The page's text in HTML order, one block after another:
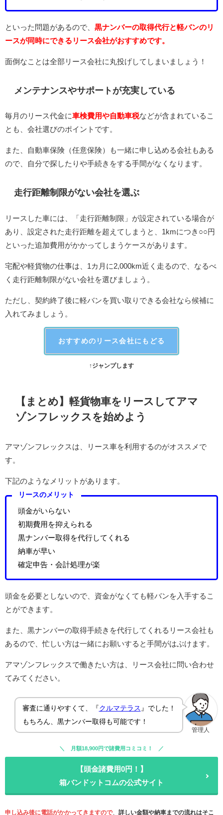
といった問題があるので、 黒ナンバーの取得代行と軽バンのリ
ースが同時にできるリース会社がおすすめです。
面倒なことは全部リース会社に丸投げしてしまいましょう！
メンテナンスやサポートが充実している
毎月のリース代金に車検費用や自動車税などが含まれているこ
とも、会社選びのポイントです。
また、自動車保険（任意保険）も一緒に申し込める会社もある
ので、自分で探したりや手続きをする手間がなくなります。
走行距離制限がない会社を選ぶ
リースした車には、「走行距離制限」が設定されている場合が
あり、設定された走行距離を超えてしまうと、1kmにつき○○円
といった追加費用がかかってしまうケースがあります。
宅配や軽貨物の仕事は、1カ月に2,000km近く走るので、なるべ
く走行距離制限がない会社を選びましょう。
ただし、契約終了後に軽バンを買い取りできる会社なら候補に
入れてみましょう。
おすすめのリース会社にもどる
↑ジャンプします
【まとめ】軽貨物車をリースしてアマ
ゾンフレックスを始めよう
アマゾンフレックスは、リース車を利用するのがオススメで
す。
下記のようなメリットがあります。
リースのメリット
頭金がいらない
初期費用を抑えられる
黒ナンバー取得を代行してくれる
納車が早い
確定申告・会計処理が楽
頭金を必要としないので、資金がなくても軽バンを入手するこ
とができます。
また、黒ナンバーの取得手続きを代行してくれるリース会社も
あるので、忙しい方は一緒にお願いすると手間がはぶけます。
アマゾンフレックスで働きたい方は、リース会社に問い合わせ
てみてください。
管理人
審査に通りやすくて、『 クルマテラス 』でした！
もちろん、黒ナンバー取得も可能です！
月額18,900円で諸費用コミコミ！
【頭金諸費用0円！】
箱バンドットコムの公式サイト
申し込み後に電話がかかってきますので、 詳しい金額や納車までの流れはそこ